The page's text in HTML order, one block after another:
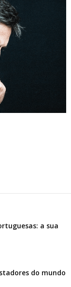
a sua
do mundo